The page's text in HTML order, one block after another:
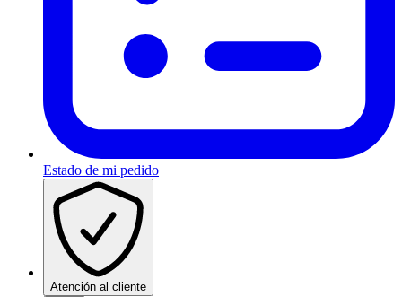
Estado de mi pedido
Atención al cliente